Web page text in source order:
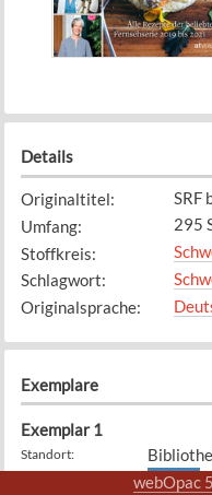
Details
Originaltitel:
SRF
Umfang:
295
Stoffkreis:
Schlagwort:
Originalsprache:
Exemplare
Exemplar 1
Standort:
641.61
webOpac